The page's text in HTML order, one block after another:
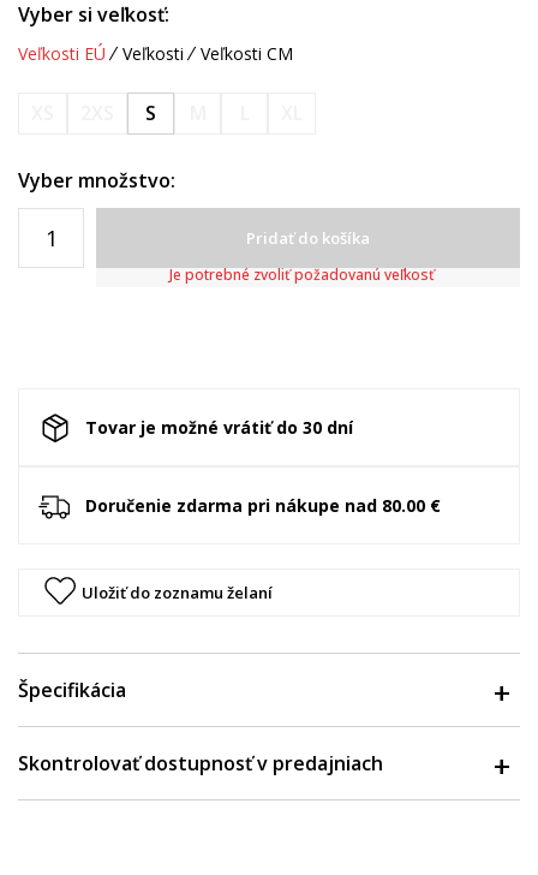
Vyber si veľkosť:
Veľkosti EÚ Veľkosti Veľkosti CM
S
Vyber množstvo:
Pridať do košíka
Je potrebné zvoliť požadovanú veľkosť
Tovar je možné vrátiť do 30 dní
Doručenie zdarma pri nákupe nad 80.00 €
Uložiť do zoznamu želaní
Špecifikácia
Skontrolovať dostupnosť v predajniach